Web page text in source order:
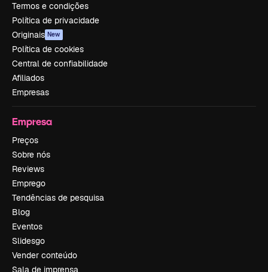
Termos e condições
Política de privacidade
Originais New
Política de cookies
Central de confiabilidade
Afiliados
Empresas
Empresa
Preços
Sobre nós
Reviews
Emprego
Tendências de pesquisa
Blog
Eventos
Slidesgo
Vender conteúdo
Sala de imprensa